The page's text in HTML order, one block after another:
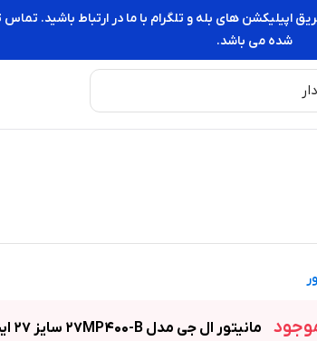
اپیلیکشن های بله و تلگرام با ما در ارتباط باشید.
شده می باشد.
مانيتور ال جی مدل 27MP400-B سايز 27 اينچ